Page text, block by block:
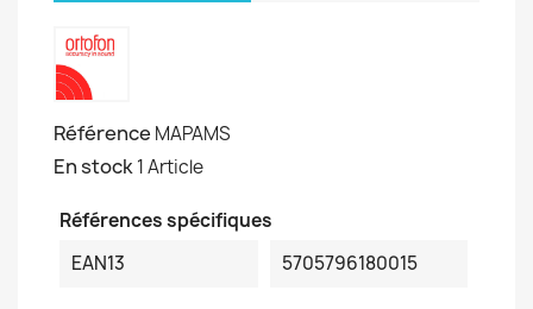
Référence MAPAMS
En stock1 Article
Références spécifiques
EAN13
5705796180015